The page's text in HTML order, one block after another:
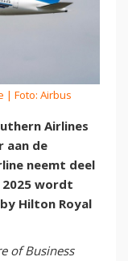
| Foto: Airbus
Airlines
aan de
neemt deel
2025 wordt
Hilton Royal
of Business